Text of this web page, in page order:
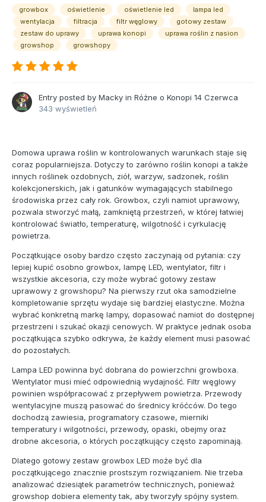
growbox oświetlenie oświetlenie led
lampa led
wentylacja
filtracja filtr węglowy
gotowy zestaw
zestaw do uprawy
uprawa konopi
uprawa roślin z nasion
growshop
growshopy
Entry posted by Macky in Różne o Konopi 14 Czerwca
343 wyświetleń
Domowa uprawa roślin w kontrolowanych warunkach staje się
coraz popularniejsza. Dotyczy to zarówno roślin konopi a także
innych roślinek ozdobnych, ziół, warzyw, sadzonek, roślin
kolekcjonerskich, jak i gatunków wymagających stabilnego
środowiska przez cały rok. Growbox, czyli namiot uprawowy,
pozwala stworzyć małą, zamkniętą przestrzeń, w której łatwiej
kontrolować światło, temperaturę, wilgotność i cyrkulację
powietrza.
Początkujące osoby bardzo często zaczynają od pytania: czy
lepiej kupić osobno growbox, lampę LED, wentylator, filtr i
wszystkie akcesoria, czy może wybrać gotowy zestaw
uprawowy z growshopu? Na pierwszy rzut oka samodzielne
kompletowanie sprzętu wydaje się bardziej elastyczne. Można
wybrać konkretną markę lampy, dopasować namiot do dostępnej
przestrzeni i szukać okazji cenowych. W praktyce jednak osoba
początkująca szybko odkrywa, że każdy element musi pasować
do pozostałych.
Lampa LED powinna być dobrana do powierzchni growboxa.
Wentylator musi mieć odpowiednią wydajność. Filtr węglowy
powinien współpracować z przepływem powietrza. Przewody
wentylacyjne muszą pasować do średnicy króćców. Do tego
dochodzą zawiesia, programatory czasowe, mierniki
temperatury i wilgotności, przewody, opaski, obejmy oraz
drobne akcesoria, o których początkujący często zapominają.
Dlatego gotowy zestaw growbox LED może być dla
początkującego znacznie prostszym rozwiązaniem. Nie trzeba
analizować dziesiątek parametrów technicznych, ponieważ
growshop dobiera elementy tak, aby tworzyły spójny system.